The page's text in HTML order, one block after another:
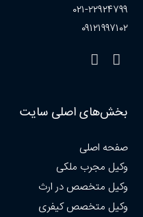
۰۲۱-۲۲۹۲۴۷۹۹
۰۹۱۲۱۹۹۷۱۰۲
بخش‌های اصلی سایت
صفحه اصلی
وکیل مجرب ملکی
وکیل متخصص در ارث
وکیل متخصص کیفری